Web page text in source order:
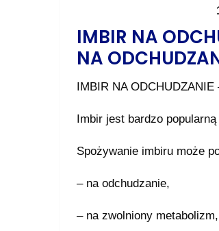
IMBIR NA
NA
IMBIR NA
Imbir jest bardzo
Spożywanie imbiru może
– na odchudzanie,
– na zwolniony metabolizm,